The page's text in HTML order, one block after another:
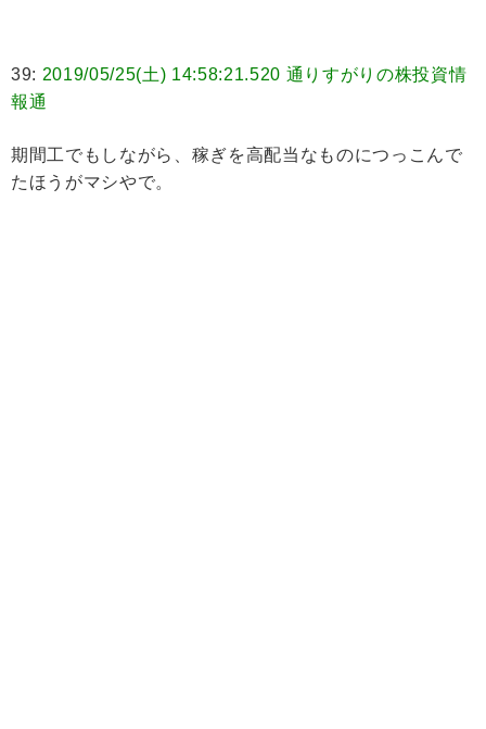
39: 2019/05/25(土) 14:58:21.520 通りすがりの株投資情
報通
期間工でもしながら、稼ぎを高配当なものにつっこんで
たほうがマシやで。